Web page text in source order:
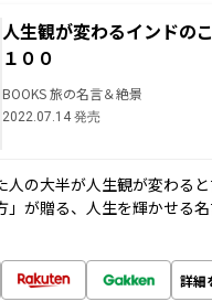
人生観が変わるインドの
１００
BOOKS 旅の名言＆絶景
2022.07.14 発売
人の大半が人生観が変わる
」が贈る、人生を輝かせる
詳細